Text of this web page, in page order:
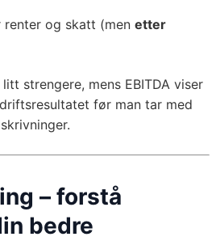
og skatt (men etter
strengere, mens EBITDA viser
før man tar med
– forstå
bedre